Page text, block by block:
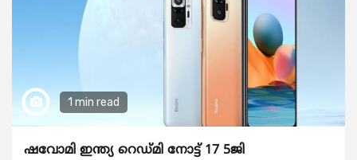
1 min read
ഷവോമി ഇന്ത്യ റെഡ്മി നോട്ട് 17 5ജി